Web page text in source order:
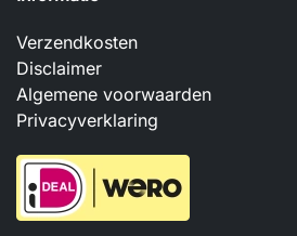
Verzendkosten
Disclaimer
Algemene voorwaarden
Privacyverklaring